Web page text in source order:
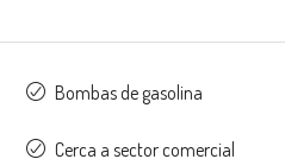
Bombas de gasolina
Cerca a sector comercial